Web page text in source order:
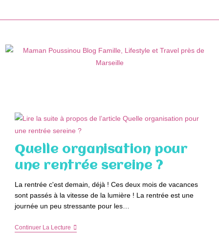
Quelle organisation pour
une rentrée sereine ?
La rentrée c'est demain, déjà ! Ces deux mois de vacances
sont passés à la vitesse de la lumière ! La rentrée est une
journée un peu stressante pour les…
Continuer La LectureQuelle